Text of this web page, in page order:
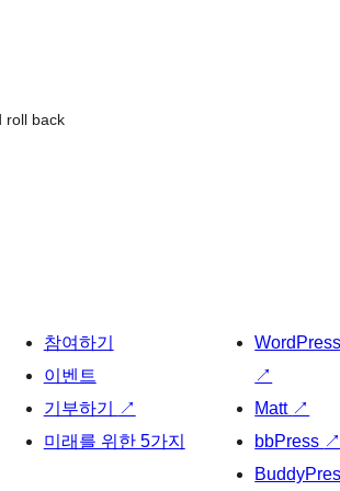
roll back
참여하기
이벤트
기부하기
↗
미래를 위한 5가지
↗
Matt ↗
bbPress ↗